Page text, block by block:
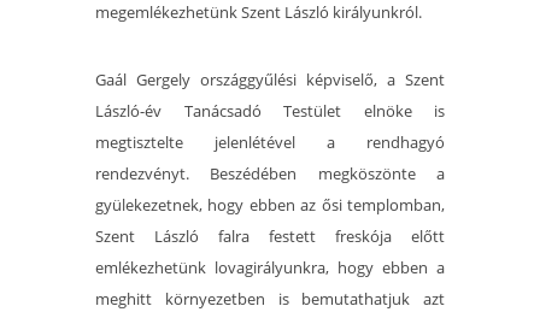
megemlékezhetünk Szent László királyunkról.
Gaál Gergely országgyűlési képviselő, a Szent
László-év Tanácsadó Testület elnöke is
megtisztelte jelenlétével a rendhagyó
rendezvényt. Beszédében megköszönte a
gyülekezetnek, hogy ebben az ősi templomban,
Szent László falra festett freskója előtt
emlékezhetünk lovagirályunkra, hogy ebben a
meghitt környezetben is bemutathatjuk azt